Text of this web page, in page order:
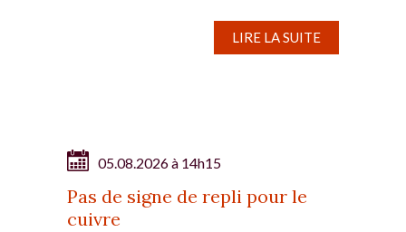
LIRE LA SUITE
05.08.2026 à 14h15
Pas de signe de repli pour le
cuivre